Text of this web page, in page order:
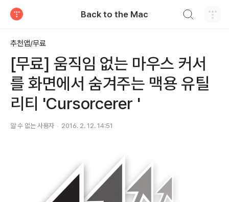
Back to the Mac
추천앱/무료
[무료] 움직임 없는 마우스 커서
를 화면에서 숨겨주는 맥용 유틸
리티 'Cursorcerer '
알 수 없는 사용자 2016. 2. 12. 14:51